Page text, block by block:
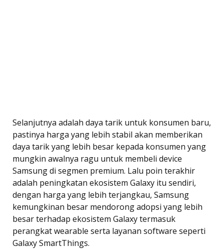
Selanjutnya adalah daya tarik untuk konsumen baru,
pastinya harga yang lebih stabil akan memberikan
daya tarik yang lebih besar kepada konsumen yang
mungkin awalnya ragu untuk membeli device
Samsung di segmen premium. Lalu poin terakhir
adalah peningkatan ekosistem Galaxy itu sendiri,
dengan harga yang lebih terjangkau, Samsung
kemungkinan besar mendorong adopsi yang lebih
besar terhadap ekosistem Galaxy termasuk
perangkat wearable serta layanan software seperti
Galaxy SmartThings.